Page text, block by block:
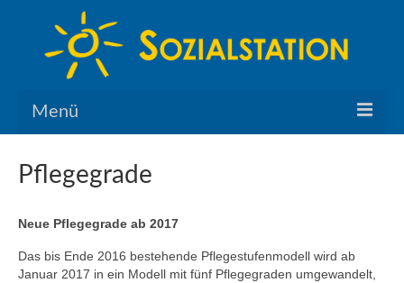
Menü
Home
Leistungen
Servicewohnen
Pflegegrade
Neue Pflegegrade ab 2017
Das bis Ende 2016 bestehende Pflegestufenmodell wird ab
Januar 2017 in ein Modell mit fünf Pflegegraden umgewandelt,